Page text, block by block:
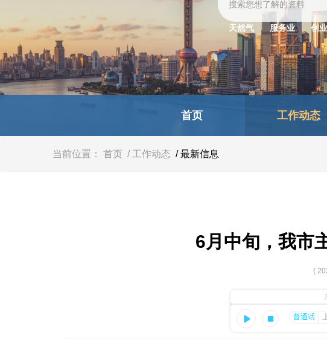
跳
到
主
要
内
域
天然气 服务业 创
首页 工作动态
当前位置： 首页 / 工作动态 / 最新信息
6月中旬，我市
(